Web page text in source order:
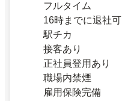
フルタイム
16時までに退社可
駅チカ
接客あり
正社員登用あり
職場内禁煙
雇用保険完備